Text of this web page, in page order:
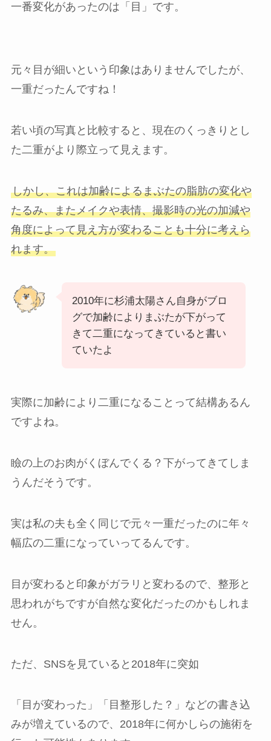
一番変化があったのは「目」です。
元々目が細いという印象はありませんでしたが、
一重だったんですね！
若い頃の写真と比較すると、現在のくっきりとし
た二重がより際立って見えます。
しかし、これは加齢によるまぶたの脂肪の変化や
たるみ、またメイクや表情、撮影時の光の加減や
角度によって見え方が変わることも十分に考えら
れます。
2010年に杉浦太陽さん自身がブロ
グで加齢によりまぶたが下がって
きて二重になってきていると書い
ていたよ
実際に加齢により二重になることって結構あるん
ですよね。
瞼の上のお肉がくぼんでくる？下がってきてしま
うんだそうです。
実は私の夫も全く同じで元々一重だったのに年々
幅広の二重になっていってるんです。
目が変わると印象がガラリと変わるので、整形と
思われがちですが自然な変化だったのかもしれま
せん。
ただ、SNSを見ていると2018年に突如
「目が変わった」「目整形した？」などの書き込
みが増えているので、2018年に何かしらの施術を